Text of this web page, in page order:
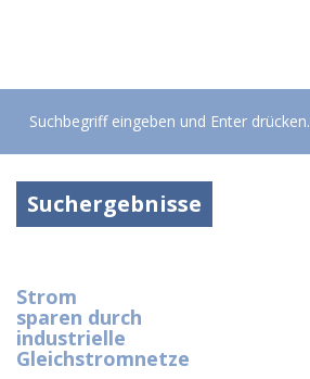
Suchergebnisse
Strom
sparen durch
industrielle
Gleichstromnetze